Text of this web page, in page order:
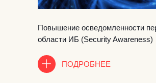
Повышение осведомленности
области ИБ (Security Awareness)
ПОДРОБНЕЕ